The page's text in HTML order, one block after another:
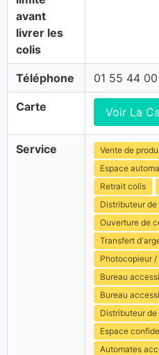
avant
livrer les
colis
Téléphone 01 55 44
Carte Voir La
Service
Vente de
Espace
Retrait colis
Distributeur
Ouverture de
Transfert
Photocopieur
Bureau
Bureau
Distributeur
Espace
Automates